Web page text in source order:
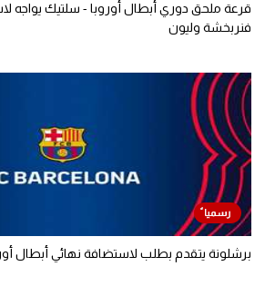
قرعة ملحق دوري أبطال أوروبا - سلتيك يواجه
فنربخشة وليون
برشلونة يتقدم بطلب لاستضافة نهائي أبطال أوروبا